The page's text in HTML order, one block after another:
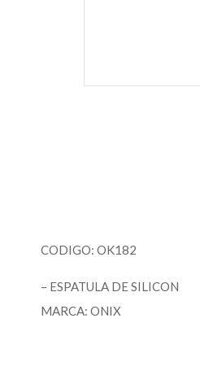
CODIGO: OK182
– ESPATULA DE SILICON
MARCA: ONIX